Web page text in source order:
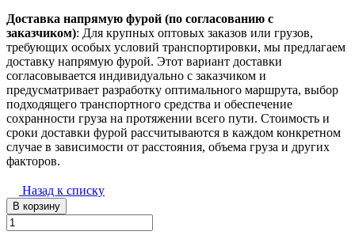
Доставка напрямую фурой (по согласованию с
заказчиком): Для крупных оптовых заказов или грузов,
требующих особых условий транспортировки, мы предлагаем
доставку напрямую фурой. Этот вариант доставки
согласовывается индивидуально с заказчиком и
предусматривает разработку оптимального маршрута, выбор
подходящего транспортного средства и обеспечение
сохранности груза на протяжении всего пути. Стоимость и
сроки доставки фурой рассчитываются в каждом конкретном
случае в зависимости от расстояния, объема груза и других
факторов.
Назад к списку
В корзину